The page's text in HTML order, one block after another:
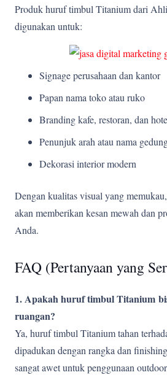
Produk huruf timbul Titanium dari
digunakan untuk:
Signage perusahaan dan kantor
Papan nama toko atau ruko
Branding kafe, restoran, dan
Penunjuk arah atau nama
Dekorasi interior modern
Dengan kualitas visual yang
akan memberikan kesan mewah dan
Anda.
FAQ (Pertanyaan yang
1. Apakah huruf timbul Titanium
ruangan?
Ya, huruf timbul Titanium tahan
dipadukan dengan rangka dan
sangat awet untuk penggunaan